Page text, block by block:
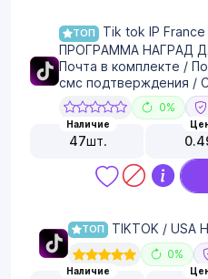
ТОП
Tik tok IP
ПРОГРАММА НАГРАД
Почта в комплекте /
смс подтверждения /
0%
Наличие
47шт.
ТОП TIKTOK / USA
0%
Наличие